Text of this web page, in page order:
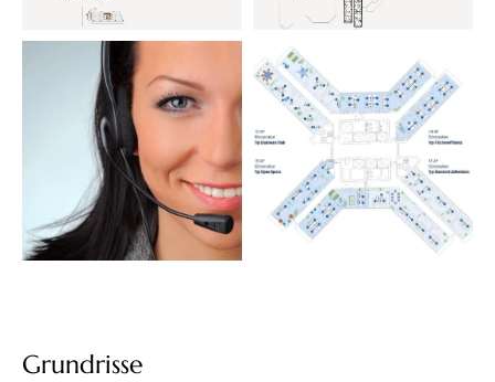
Grundrisse